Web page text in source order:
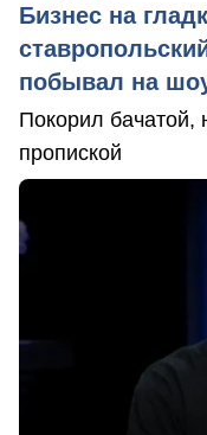
Бизнес на
побывал на
Покорил бачатой,
пропиской